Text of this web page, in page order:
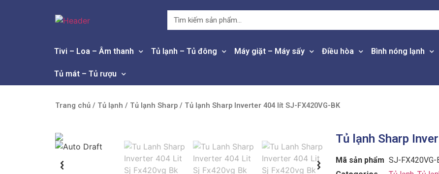
Tivi – Loa – Âm thanh Tủ lạnh – Tủ đông Máy giặt – Máy sấy Điều hòa Bình nóng lạnh
Tủ mát – Tủ rượu
Trang chủ / Tủ lạnh / Tủ lạnh Sharp / Tủ lạnh Sharp Inverter 404 lít SJ-FX420VG-BK
Tủ lạnh Sharp
Mã sản phẩm SJ-FX420VG-